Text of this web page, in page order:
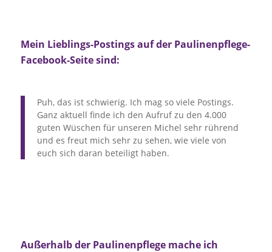
Mein Lieblings-Postings auf der Paulinenpflege-
Facebook-Seite sind:
Puh, das ist schwierig. Ich mag so viele Postings.
Ganz aktuell finde ich den Aufruf zu den 4.000
guten Wüschen für unseren Michel sehr rührend
und es freut mich sehr zu sehen, wie viele von
euch sich daran beteiligt haben.
Außerhalb der Paulinenpflege mache ich